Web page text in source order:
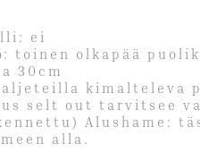
ei
toinen olkapää
30cm
kimalteleva
selt out tarvitsee
Alushame:
alla.